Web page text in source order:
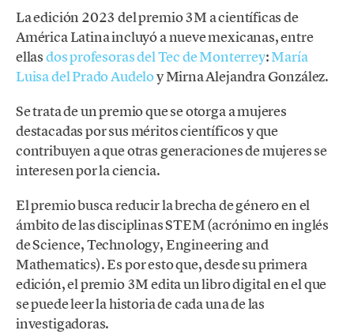
La edición 2023 del premio 3M a científicas de
América Latina incluyó a nueve mexicanas, entre
ellasdos profesoras del Tec de Monterrey:María
Luisa del Prado Audeloy Mirna Alejandra González.
Se trata de un premio que se otorga a mujeres
destacadas por sus méritos científicos y que
contribuyen a que otras generaciones de mujeres se
interesen por la ciencia.
El premio busca reducir la brecha de género en el
ámbito de las disciplinas STEM (acrónimo en inglés
de Science, Technology, Engineering and
Mathematics). Es por esto que, desde su primera
edición, el premio 3M edita un libro digital en el que
se puede leer la historia de cada una de las
investigadoras.